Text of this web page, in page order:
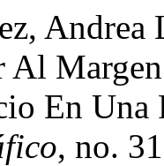
Andrea
Al
En
, no.